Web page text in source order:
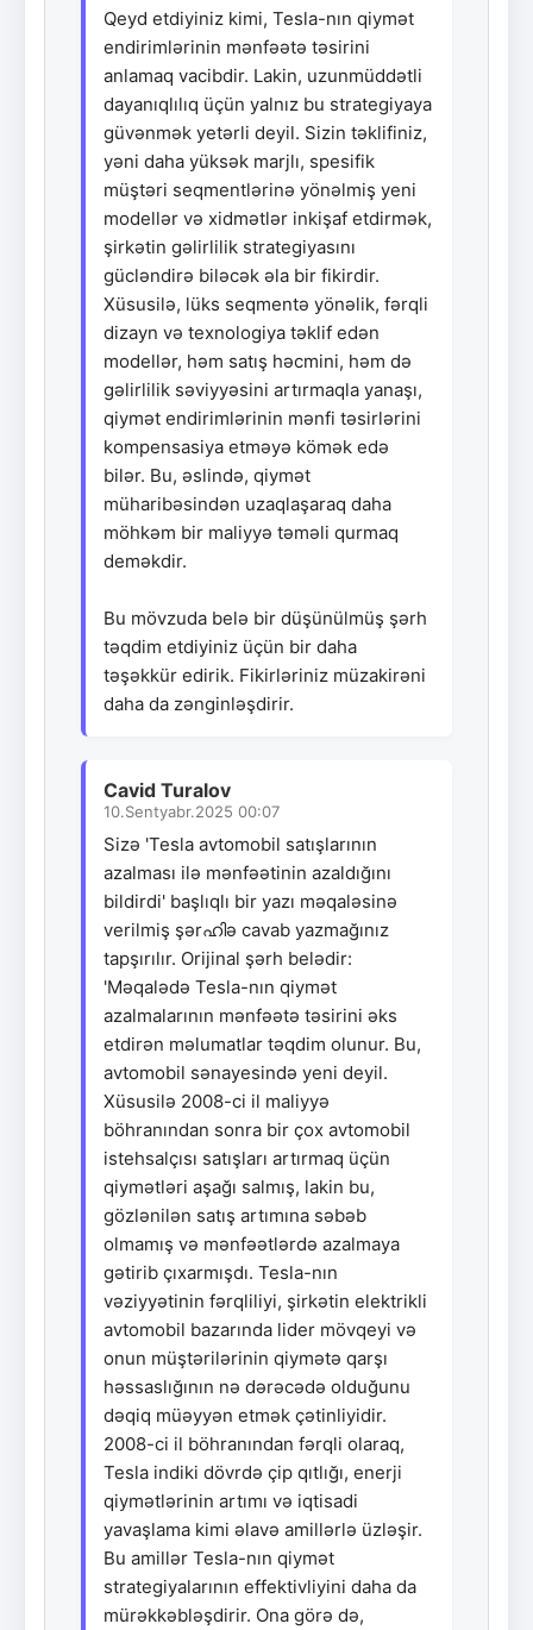
Qeyd etdiyiniz kimi, Tesla-nın qiymət
endirimlərinin mənfəətə təsirini
anlamaq vacibdir. Lakin, uzunmüddətli
dayanıqlılıq üçün yalnız bu strategiyaya
güvənmək yetərli deyil. Sizin təklifiniz,
yəni daha yüksək marjlı, spesifik
müştəri seqmentlərinə yönəlmiş yeni
modellər və xidmətlər inkişaf etdirmək,
şirkətin gəlirlilik strategiyasını
gücləndirə biləcək əla bir fikirdir.
Xüsusilə, lüks seqmentə yönəlik, fərqli
dizayn və texnologiya təklif edən
modellər, həm satış həcmini, həm də
gəlirlilik səviyyəsini artırmaqla yanaşı,
qiymət endirimlərinin mənfi təsirlərini
kompensasiya etməyə kömək edə
bilər. Bu, əslində, qiymət
müharibəsindən uzaqlaşaraq daha
möhkəm bir maliyyə təməli qurmaq
deməkdir.
Bu mövzuda belə bir düşünülmüş şərh
təqdim etdiyiniz üçün bir daha
təşəkkür edirik. Fikirləriniz müzakirəni
daha da zənginləşdirir.
Cavid Turalov
10.Sentyabr.2025 00:07
Sizə 'Tesla avtomobil satışlarının
azalması ilə mənfəətinin azaldığını
bildirdi' başlıqlı bir yazı məqaləsinə
verilmiş şərഹിə cavab yazmağınız
tapşırılır. Orijinal şərh belədir:
'Məqalədə Tesla-nın qiymət
azalmalarının mənfəətə təsirini əks
etdirən məlumatlar təqdim olunur. Bu,
avtomobil sənayesində yeni deyil.
Xüsusilə 2008-ci il maliyyə
böhranından sonra bir çox avtomobil
istehsalçısı satışları artırmaq üçün
qiymətləri aşağı salmış, lakin bu,
gözlənilən satış artımına səbəb
olmamış və mənfəətlərdə azalmaya
gətirib çıxarmışdı. Tesla-nın
vəziyyətinin fərqliliyi, şirkətin elektrikli
avtomobil bazarında lider mövqeyi və
onun müştərilərinin qiymətə qarşı
həssaslığının nə dərəcədə olduğunu
dəqiq müəyyən etmək çətinliyidir.
2008-ci il böhranından fərqli olaraq,
Tesla indiki dövrdə çip qıtlığı, enerji
qiymətlərinin artımı və iqtisadi
yavaşlama kimi əlavə amillərlə üzləşir.
Bu amillər Tesla-nın qiymət
strategiyalarının effektivliyini daha da
mürəkkəbləşdirir. Ona görə də,